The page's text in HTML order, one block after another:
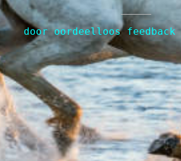
door oordeelloos feedback